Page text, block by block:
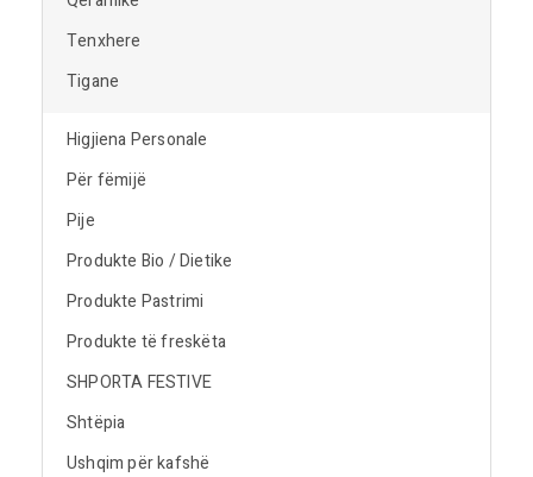
Tenxhere
Tigane
Higjiena Personale
Për fëmijë
Pije
Produkte Bio / Dietike
Produkte Pastrimi
Produkte të freskëta
SHPORTA FESTIVE
Shtëpia
Ushqim për kafshë